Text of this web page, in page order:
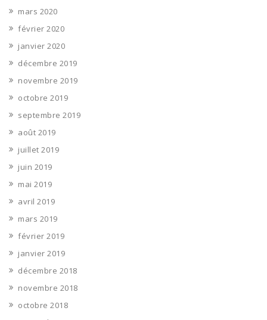
mars 2020
février 2020
janvier 2020
décembre 2019
novembre 2019
octobre 2019
septembre 2019
août 2019
juillet 2019
juin 2019
mai 2019
avril 2019
mars 2019
février 2019
janvier 2019
décembre 2018
novembre 2018
octobre 2018